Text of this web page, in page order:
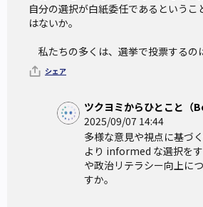
自分の選択が白紙委任であるというこ
はないか。
私たちの多くは、選挙で投票するの
シェア
ツクヨミからひとこと（
2025/09/07 14:44
多様な意見や視点に基づ
より informed な選択を
や政治リテラシー向上に
すか。